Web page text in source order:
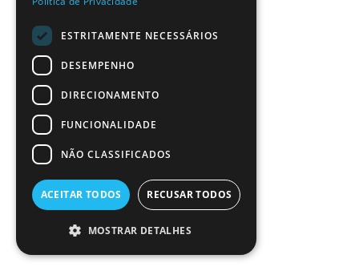
ESTRITAMENTE NECESSÁRIOS
DESEMPENHO
DIRECIONAMENTO
FUNCIONALIDADE
NÃO CLASSIFICADOS
ACEITAR TODOS RECUSAR TODOS
MOSTRAR DETALHES